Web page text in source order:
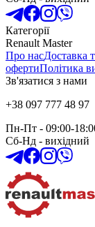
Категорії
Renault Master
Про насДоставка
офертиПолітика
Зв'язатися з нами
+38 097 777 48 97
Пн-Пт - 09:00-
Сб-Нд - вихідний